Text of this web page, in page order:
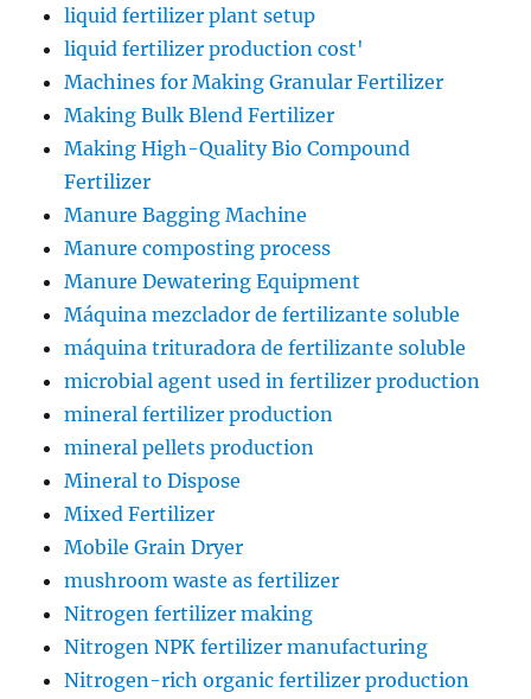
liquid fertilizer plant setup
liquid fertilizer production cost'
Machines for Making Granular Fertilizer
Making Bulk Blend Fertilizer
Making High-Quality Bio Compound
Fertilizer
Manure Bagging Machine
Manure composting process
Manure Dewatering Equipment
Máquina mezclador de fertilizante soluble
máquina trituradora de fertilizante soluble
microbial agent used in fertilizer production
mineral fertilizer production
mineral pellets production
Mineral to Dispose
Mixed Fertilizer
Mobile Grain Dryer
mushroom waste as fertilizer
Nitrogen fertilizer making
Nitrogen NPK fertilizer manufacturing
Nitrogen-rich organic fertilizer production